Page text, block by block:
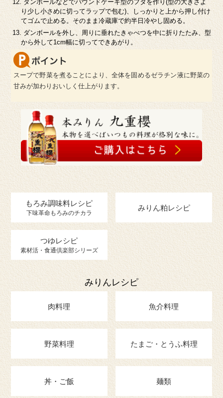
ダンボールなどでパウンドケーキ型のフタを作り(型の大きさよ
り少し小さめに切ってラップで包む)、しっかりと上から押し付け
てゴムで止める。そのまま冷蔵庫で約半日冷やし固める。
ダンボールを外し、周りに垂れたきゃべつを中に折りたたみ、型
から外して1cm幅に切ってできあがり。
スープで野菜を煮ることにより、全体を固めるゼラチン液に野菜の
甘みが加わりおいしく仕上がります。
もろみ調味料レシピ
下味革命もろみのチカラ
みりん粕レシピ
つゆレシピ
素材活・食通倶楽部シリーズ
みりんレシピ
肉料理 魚介料理
野菜料理 たまご・とうふ料理
丼・ご飯 麺類